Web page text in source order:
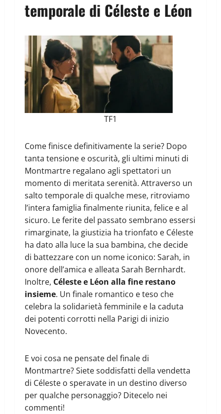
temporale di Céleste e Léon
TF1
Come finisce definitivamente la serie? Dopo
tanta tensione e oscurità, gli ultimi minuti di
Montmartre regalano agli spettatori un
momento di meritata serenità. Attraverso un
salto temporale di qualche mese, ritroviamo
l’intera famiglia finalmente riunita, felice e al
sicuro. Le ferite del passato sembrano essersi
rimarginate, la giustizia ha trionfato e Céleste
ha dato alla luce la sua bambina, che decide
di battezzare con un nome iconico: Sarah, in
onore dell’amica e alleata Sarah Bernhardt.
Inoltre, Céleste e Léon alla fine restano
insieme. Un finale romantico e teso che
celebra la solidarietà femminile e la caduta
dei potenti corrotti nella Parigi di inizio
Novecento.
E voi cosa ne pensate del finale di
Montmartre? Siete soddisfatti della vendetta
di Céleste o speravate in un destino diverso
per qualche personaggio? Ditecelo nei
commenti!